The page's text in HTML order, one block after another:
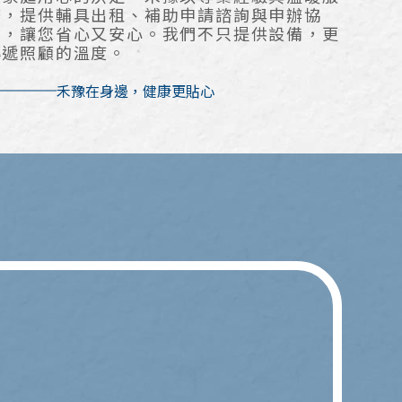
提供輔具出租、補助申請諮詢與申辦協
讓您省心又安心。我們不只提供設備，更
照顧的溫度。
禾豫在身邊，健康更貼心